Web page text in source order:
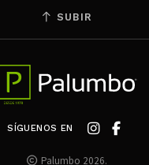
SUBIR
SÍGUENOS EN
Palumbo 2026.